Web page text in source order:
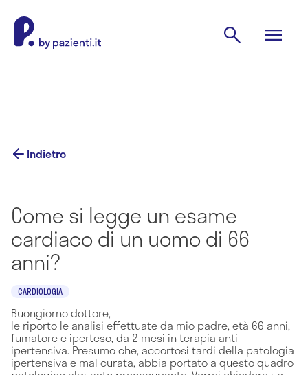
Indietro
Come si legge un esame
cardiaco di un uomo di 66
anni?
CARDIOLOGIA
Buongiorno dottore,
le riporto le analisi effettuate da mio padre, età 66 anni,
fumatore e iperteso, da 2 mesi in terapia anti
ipertensiva. Presumo che, accortosi tardi della patologia
ipertensiva e mal curata, abbia portato a questo quadro